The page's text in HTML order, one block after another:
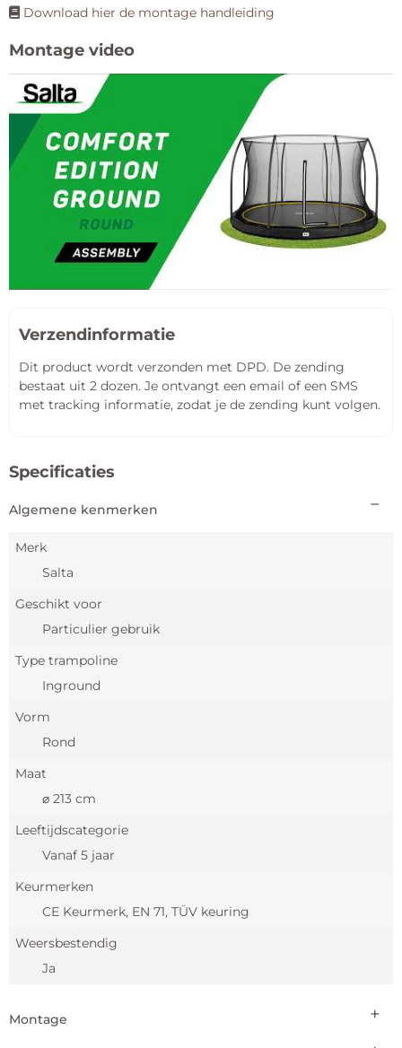
Download hier de montage handleiding
Montage video
Verzendinformatie
Dit product wordt verzonden met DPD. De zending
bestaat uit 2 dozen. Je ontvangt een email of een SMS
met tracking informatie, zodat je de zending kunt volgen.
Specificaties
Algemene kenmerken
Merk
Salta
Geschikt voor
Particulier gebruik
Type trampoline
Inground
Vorm
Rond
Maat
⌀ 213 cm
Leeftijdscategorie
Vanaf 5 jaar
Keurmerken
CE Keurmerk, EN 71, TÜV keuring
Weersbestendig
Ja
Montage